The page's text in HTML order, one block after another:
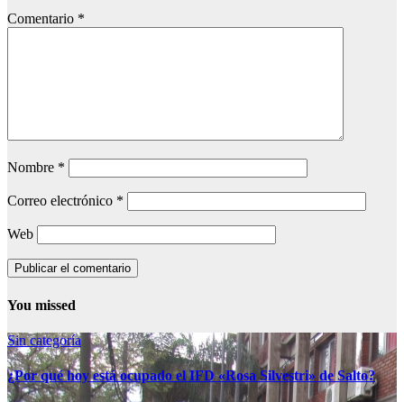
Comentario *
Nombre *
Correo electrónico *
Web
You missed
Sin categoría
¿Por qué hoy está ocupado el IFD «Rosa Silvestri» de Salto?